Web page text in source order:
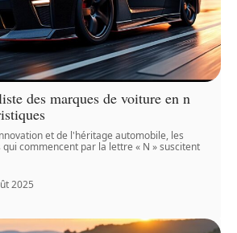
des marques de voiture en n
et de l'héritage automobile, les
commencent par la lettre « N » suscitent
2025